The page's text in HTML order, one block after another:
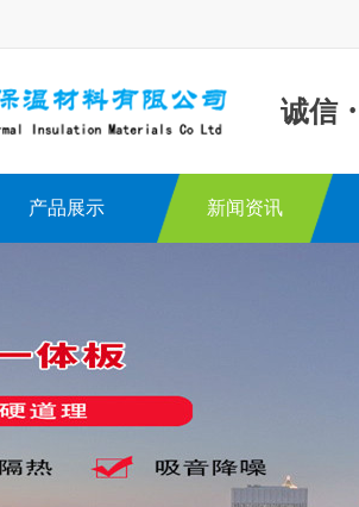
诚信 ·
产品展示 新闻资讯